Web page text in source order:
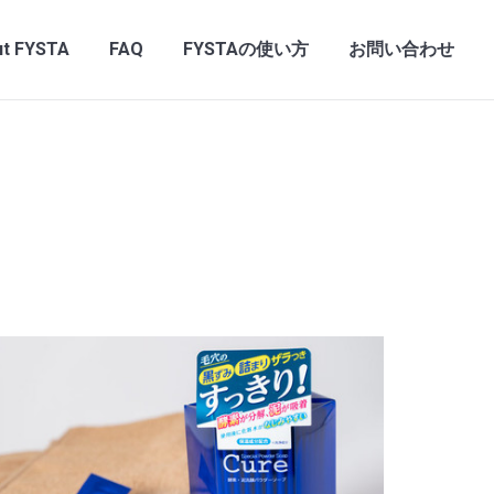
FYSTA FAQ FYSTAの使い方 お問い合わせ